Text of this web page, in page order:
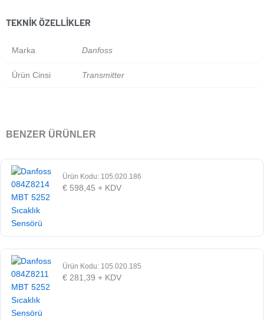
TEKNIK ÖZELLIKLER
Marka Danfoss
Ürün Cinsi Transmitter
BENZER ÜRÜNLER
Ürün Kodu: 105.020.186
€ 598,45 + KDV
Ürün Kodu: 105.020.185
€ 281,39 + KDV